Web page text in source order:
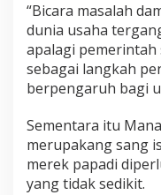
“Bicara masalah
dunia usaha
apalagi pemerintah
sebagai langkah
berpengaruh bagi
Sementara itu
merupakang sang
merek papadi
yang tidak sedikit.